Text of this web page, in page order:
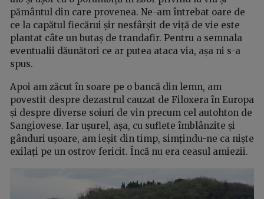
pământul din care provenea. Ne-am întrebat oare de
ce la capătul fiecărui șir nesfârșit de viță de vie este
plantat câte un butaș de trandafir. Pentru a semnala
eventualii dăunători ce ar putea ataca via, așa ni s-a
spus.
Apoi am zăcut în soare pe o bancă din lemn, am
povestit despre dezastrul cauzat de Filoxera în Europa
și despre diverse soiuri de vin precum cel autohton de
Sangiovese. Iar ușurel, așa, cu suflete îmblânzite și
gânduri ușoare, am ieșit din timp, simțindu-ne ca niște
exilați pe un ostrov fericit. Încă nu era ceasul amiezii.